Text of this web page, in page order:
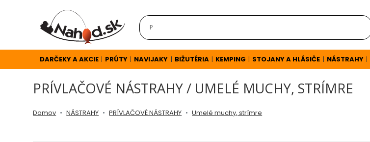
DARČEKY A AKCIE | PRÚTY | NAVIJAKY | BIŽUTÉRIA | KEMPING | STOJANY A HLÁSIČE | NÁSTRAHY |
PRÍVLAČOVÉ NÁSTRAHY / UMELÉ MUCHY, STRÍMRE
Domov NÁSTRAHY PRÍVLAČOVÉ NÁSTRAHY Umelé muchy, strímre
A